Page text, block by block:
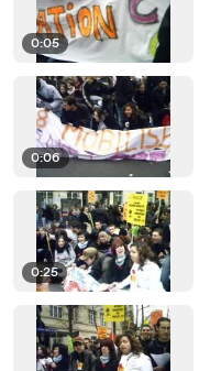
0:05
0:06
0:25